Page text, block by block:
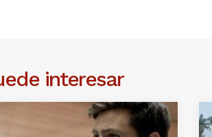
interesar